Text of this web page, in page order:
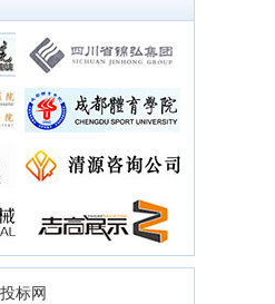
限公司
司
公司
司
公司
公司
司
北京）有限公司
限公司
限公司
司
限公司
限公司
司
司
技有限公司
司
械有限公司
理有限责任公司
限公司
标网